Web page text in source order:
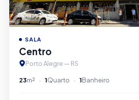
CÓD. V04622
SALA
Centro
Porto Alegre — RS
23m² 1Quarto 1Banheiro